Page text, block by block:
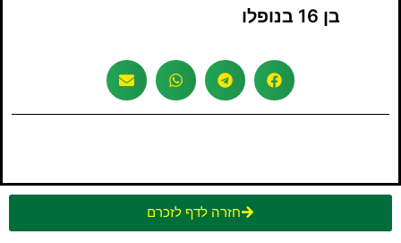
בן 16 בנופלו
חזרה לדף לזכרם